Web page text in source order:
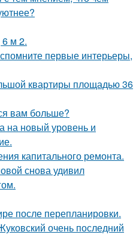
6 м 2.
первые интерьеры,
квартиры площадью 36
вам больше?
новый уровень и
капитального ремонта.
снова удивил
после перепланировки.
очень последний